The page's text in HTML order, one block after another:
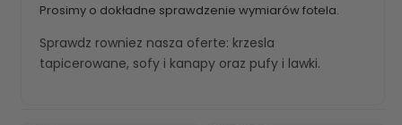
Prosimy o dokładne sprawdzenie wymiarów fotela.
Sprawdz rowniez nasza oferte: krzesla
tapicerowane, sofy i kanapy oraz pufy i lawki.